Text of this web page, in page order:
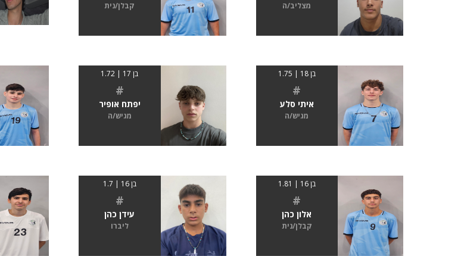
מצליב/ה קבלן/נית
בן 18 | 1.75
#
איתי סלע
מגיש/ה
בן 17 | 1.72
#
יפתח אופיר
מגיש/ה
בן 16 | 1.81
#
אלון כהן
קבלן/נית
בן 16 | 1.7
#
עידן כהן
ליברו